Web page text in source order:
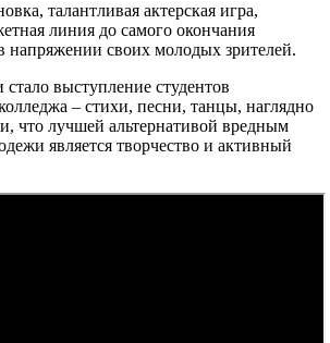
талантливая актерская игра,
линия до самого окончания
напряжении своих молодых зрителей.
выступление студентов
– стихи, песни, танцы, наглядно
что лучшей альтернативой вредным
является творчество и активный